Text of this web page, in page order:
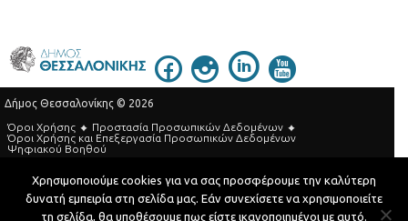
Δήμος Θεσσαλονίκης © 2026
Όροι Χρήσης
Προστασία Προσωπικών Δεδομένων
Όροι Xρήσης και Eπεξεργασία Προσωπικών Δεδομένων
Ψηφιακού Βοηθού
Τηλεφωνικός Κατάλογος
Developed by MyCompany Projects
Χρησιμοποιούμε cookies για να σας προσφέρουμε την καλύτερη
δυνατή εμπειρία στη σελίδα μας. Εάν συνεχίσετε να χρησιμοποιείτε
τη σελίδα, θα υποθέσουμε πως είστε ικανοποιημένοι με αυτό.